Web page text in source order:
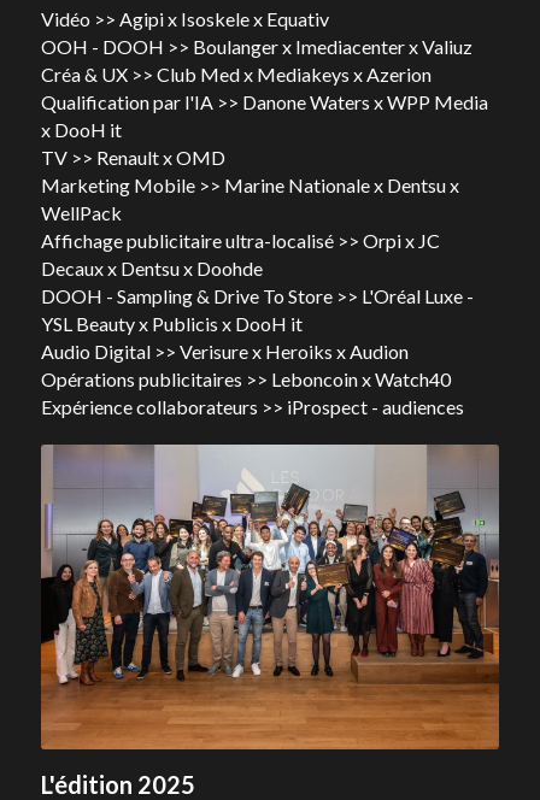
Vidéo >> Agipi x Isoskele x Equativ
OOH - DOOH >> Boulanger x Imediacenter x Valiuz
Créa & UX >> Club Med x Mediakeys x Azerion
Qualification par l'IA >> Danone Waters x WPP Media
x DooH it
TV >> Renault x OMD
Marketing Mobile >> Marine Nationale x Dentsu x
WellPack
Affichage publicitaire ultra-localisé >> Orpi x JC
Decaux x Dentsu x Doohde
DOOH - Sampling & Drive To Store >> L'Oréal Luxe -
YSL Beauty x Publicis x DooH it
Audio Digital >> Verisure x Heroiks x Audion
Opérations publicitaires >> Leboncoin x Watch40
Expérience collaborateurs >> iProspect - audiences
L'édition 2025